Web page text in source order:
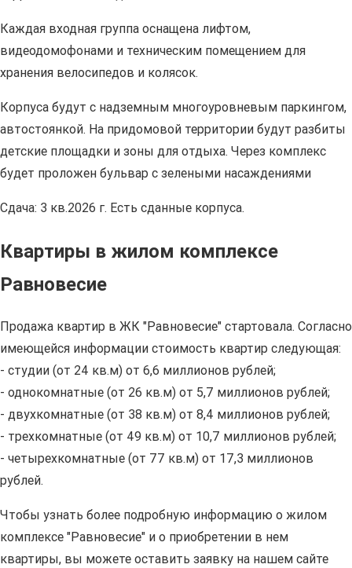
Каждая входная группа оснащена лифтом,
видеодомофонами и техническим помещением для
хранения велосипедов и колясок.
Корпуса будут с надземным многоуровневым паркингом,
автостоянкой. На придомовой территории будут разбиты
детские площадки и зоны для отдыха. Через комплекс
будет проложен бульвар с зелеными насаждениями
Сдача: 3 кв.2026 г. Есть сданные корпуса.
Квартиры в жилом комплексе
Равновесие
Продажа квартир в ЖК "Равновесие" стартовала. Согласно
имеющейся информации стоимость квартир следующая:
- студии (от 24 кв.м) от 6,6 миллионов рублей;
- однокомнатные (от 26 кв.м) от 5,7 миллионов рублей;
- двухкомнатные (от 38 кв.м) от 8,4 миллионов рублей;
- трехкомнатные (от 49 кв.м) от 10,7 миллионов рублей;
- четырехкомнатные (от 77 кв.м) от 17,3 миллионов
рублей.
Чтобы узнать более подробную информацию о жилом
комплексе "Равновесие" и о приобретении в нем
квартиры, вы можете оставить заявку на нашем сайте